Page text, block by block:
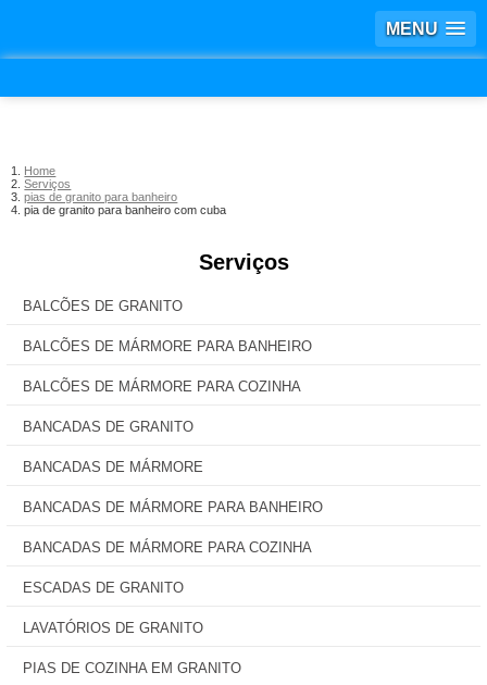
MENU
Home
Serviços
pias de granito para banheiro
pia de granito para banheiro com cuba
Serviços
BALCÕES DE GRANITO
BALCÕES DE MÁRMORE PARA BANHEIRO
BALCÕES DE MÁRMORE PARA COZINHA
BANCADAS DE GRANITO
BANCADAS DE MÁRMORE
BANCADAS DE MÁRMORE PARA BANHEIRO
BANCADAS DE MÁRMORE PARA COZINHA
ESCADAS DE GRANITO
LAVATÓRIOS DE GRANITO
PIAS DE COZINHA EM GRANITO